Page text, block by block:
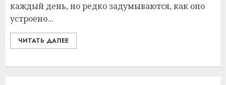
каждый день, но редко задумываются, как оно
устроено...
ЧИТАТЬ ДАЛЕЕ